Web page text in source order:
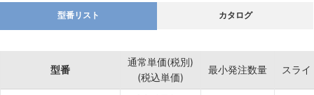
型番リスト カタログ
型番
通常単価(税別)
(税込単価)
最小発注数量 スラ